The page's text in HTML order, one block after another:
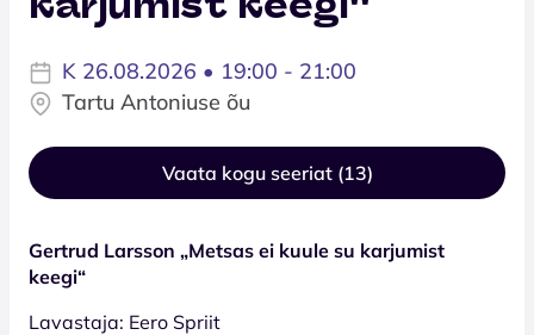
K 26.08.2026 • 19:00 - 21:00
Tartu Antoniuse õu
Vaata kogu seeriat (13)
Gertrud Larsson „Metsas ei kuule su karjumist
keegi“
Lavastaja: Eero Spriit